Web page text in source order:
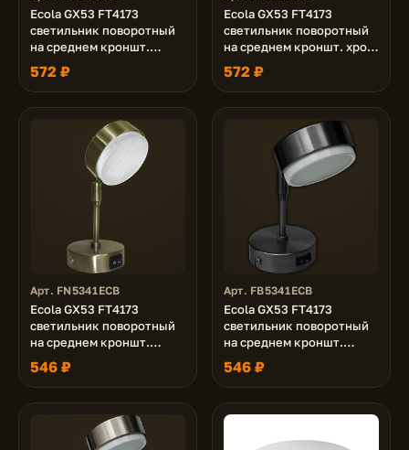
Ecola GX53 FT4173
светильник поворотный
на среднем кроншт.
сатин-хром 210х80
572 ₽
Ecola GX53 FT4173
светильник поворотный
на среднем кроншт. хром
210x80
572 ₽
Арт. FN5341ECB
Ecola GX53 FT4173
светильник поворотный
на среднем кроншт.
черненая бронза 210x80
546 ₽
Арт. FB5341ECB
Ecola GX53 FT4173
светильник поворотный
на среднем кроншт.
черный хром 210х80
546 ₽